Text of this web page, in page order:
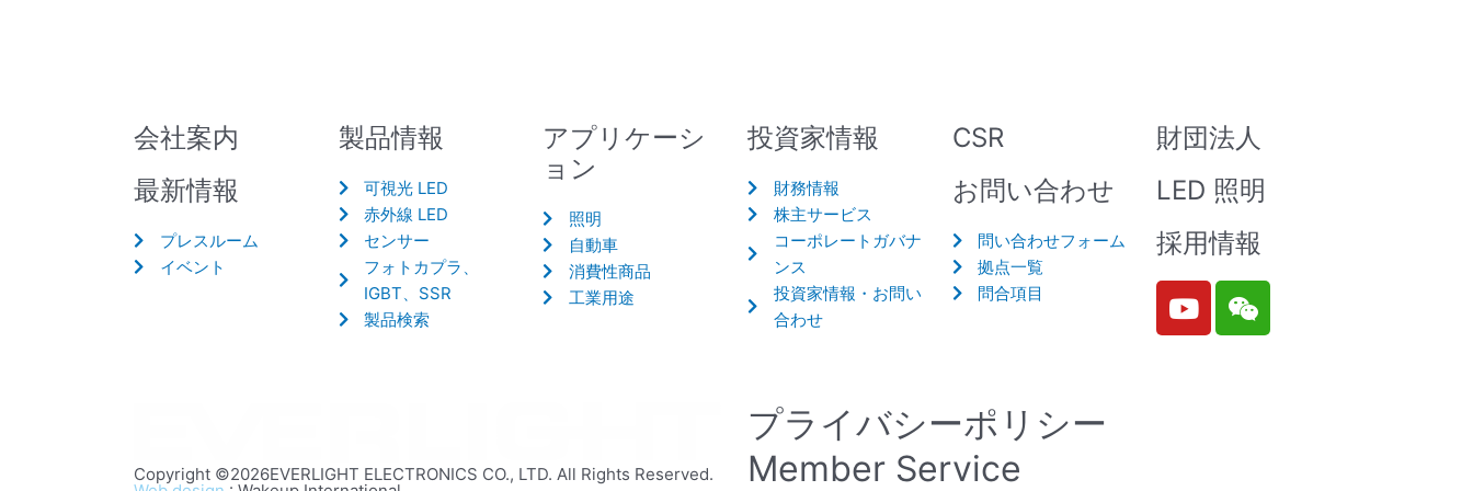
会社案内
最新情報
プレスルーム
イベント
製品情報
可視光 LED
赤外線 LED
センサー
フォトカプラ、
IGBT、SSR
製品検索
アプリケーシ
ョン
照明
自動車
消費性商品
工業用途
投資家情報
財務情報
株主サービス
コーポレートガバナ
ンス
投資家情報・お問い
合わせ
CSR
お問い合わせ
問い合わせフォーム
拠点一覧
問合項目
財団法人
LED 照明
採用情報
Y
o
W
e
Copyright ©2026EVERLIGHT ELECTRONICS CO., LTD. All Rights Reserved.
プライバシーポリシー
Member Service